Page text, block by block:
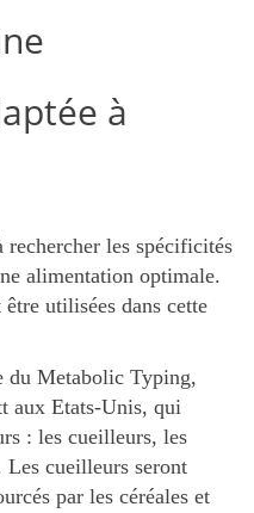
à
les spécificités
alimentation optimale.
utilisées dans cette
du Metabolic Typing,
aux Etats-Unis, qui
: les cueilleurs, les
Les cueilleurs seront
par les céréales et